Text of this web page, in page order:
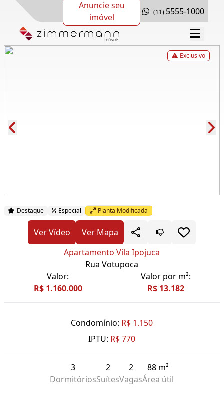
Anuncie seu
imóvel
(11) 5555-1000
Exclusivo
Destaque Especial Planta Modificada
Ver Vídeo
Ver Mapa
Apartamento Vila Ipojuca
Rua Votupoca
Valor:
R$ 1.160.000
Valor por m²:
R$ 13.182
Condomínio: R$ 1.150
IPTU: R$ 770
3
Dormitórios
2
Suítes
2
Vagas
88 m²
Área útil